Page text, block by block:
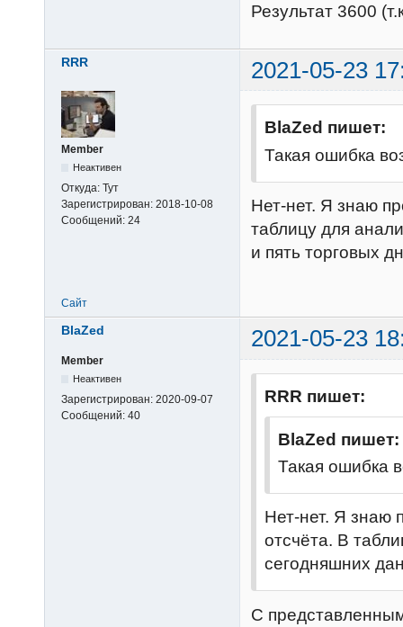
Результат 3600
RRR 2021-05-23
Member
Неактивен
Откуда: Тут
Зарегистрирован: 2018-10-08
Сообщений: 24
BlaZed пишет:
Такая ошибка
Нет-нет. Я знаю
таблицу для
и пять торговых
Сайт
BlaZed 2021-05-23
Member
Неактивен
Зарегистрирован: 2020-09-07
Сообщений: 40
RRR пишет:
BlaZed пишет:
Такая ошибка
Нет-нет. Я знаю
отсчёта. В
сегодняшних
С